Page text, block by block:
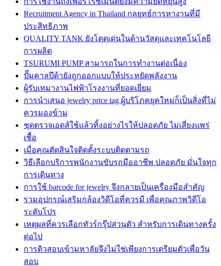
Recruitment Agency in Thailand กลยุทธ์การหางานที่มี
ประสิทธิภาพ
QUALITY TANK ยังโดดเด่นในด้านวัสดุและเทคโนโลยี
การผลิต
TSURUMI PUMP สามารถในการทำงานต่อเนื่อง
ปั๊มคาลปีด้ายังถูกออกแบบให้ประหยัดพลังงาน
ผู้รับเหมางานไฟฟ้าโรงงานที่ยอดเยี่ยม
การนำเสนอ jewelry price tag ผู้บริโภคยุคใหม่ก็เป็นสิ่งที่ไม่
ควรมองข้าม
ชุดตรวจเอดส์ใช้แล้วทิ้งอย่างไรให้ปลอดภัย ไม่เสี่ยงแพร่
เชื้อ
เมื่อคุณตัดสินใจติดตั้งระบบติดตามรถ
วิธีเลือกบริการพนักงานขับรถมืออาชีพ ปลอดภัย มั่นใจทุก
การเดินทาง
การใช้ barcode for jewelry จึงกลายเป็นเครื่องมือสำคัญ
รวมอุปกรณ์เสริมกล้องวิดีโอที่ควรมี เพื่อคุณภาพวิดีโอ
ระดับโปร
เหตุผลที่ควรเลือกทัวร์กรุ๊ปส่วนตัว สำหรับการเดินทางครั้ง
ต่อไป
การติวสอบเข้ามหาลัยจึงไม่ใช่เพียงการเตรียมตัวเพื่อวัน
สอบ